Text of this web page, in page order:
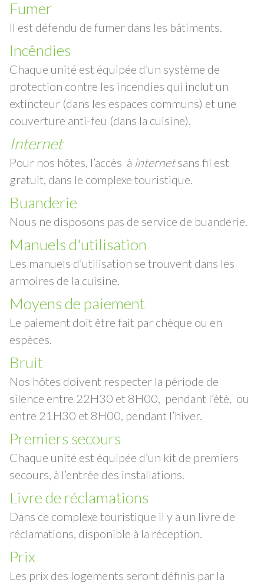
Fumer
Il est défendu de fumer dans les bâtiments.
Incêndies
Chaque unité est équipée d’un système de
protection contre les incendies qui inclut un
extincteur (dans les espaces communs) et une
couverture anti-feu (dans la cuisine).
Internet
Pour nos hôtes, l’accès à internetsans fil est
gratuit, dans le complexe touristique.
Buanderie
Nous ne disposons pas de service de buanderie.
Manuels d'utilisation
Les manuels d’utilisation se trouvent dans les
armoires de la cuisine.
Moyens de paiement
Le paiement doit être fait par chèque ou en
espèces.
Bruit
Nos hôtes doivent respecter la période de
silence entre 22H30 et 8H00, pendant l’été, ou
entre 21H30 et 8H00, pendant l’hiver.
Premiers secours
Chaque unité est équipée d’un kit de premiers
secours, à l’entrée des installations.
Livre de réclamations
Dans ce complexe touristique il y a un livre de
réclamations, disponible à la réception.
Prix
Les prix des logements seront définis par la